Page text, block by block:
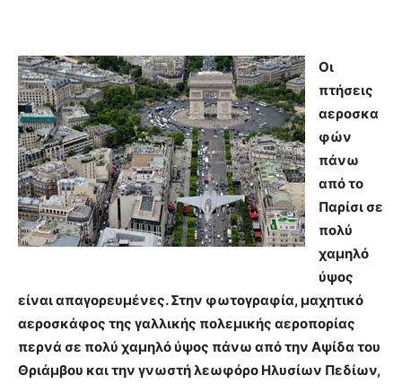
Οι
πτήσεις
αεροσκα
φών
πάνω
από το
Παρίσι σε
πολύ
χαμηλό
ύψος
είναι απαγορευμένες. Στην φωτογραφία, μαχητικό
αεροσκάφος της γαλλικής πολεμικής αεροπορίας
περνά σε πολύ χαμηλό ύψος πάνω από την Αψίδα του
Θριάμβου και την γνωστή λεωφόρο Ηλυσίων Πεδίων,